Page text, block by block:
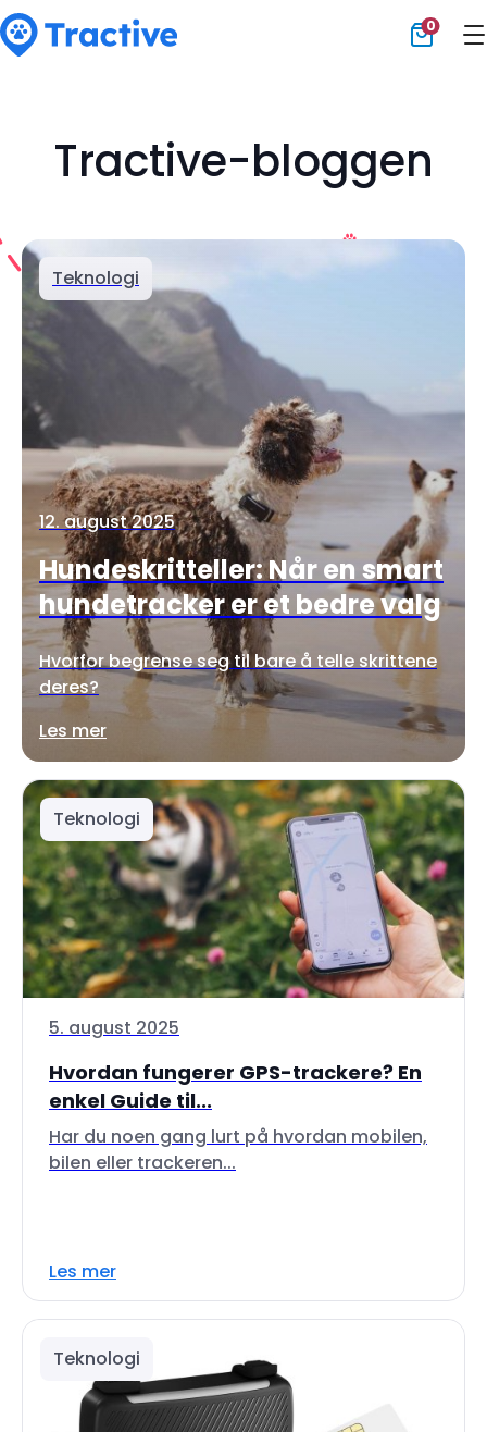
0
Tractive-bloggen
Teknologi
12. august 2025
Hundeskritteller: Når en smart
hundetracker er et bedre valg
Hvorfor begrense seg til bare å telle skrittene
deres?
Les mer
Teknologi
5. august 2025
Hvordan fungerer GPS-trackere? En
enkel Guide til...
Har du noen gang lurt på hvordan mobilen,
bilen eller trackeren...
Les mer
Teknologi